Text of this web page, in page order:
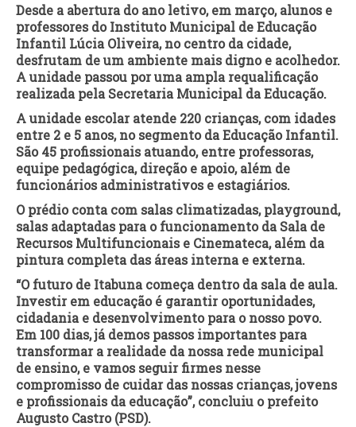
Desde a abertura do ano letivo, em março, alunos e
professores do Instituto Municipal de Educação
Infantil Lúcia Oliveira, no centro da cidade,
desfrutam de um ambiente mais digno e acolhedor.
A unidade passou por uma ampla requalificação
realizada pela Secretaria Municipal da Educação.
A unidade escolar atende 220 crianças, com idades
entre 2 e 5 anos, no segmento da Educação Infantil.
São 45 profissionais atuando, entre professoras,
equipe pedagógica, direção e apoio, além de
funcionários administrativos e estagiários.
O prédio conta com salas climatizadas, playground,
salas adaptadas para o funcionamento da Sala de
Recursos Multifuncionais e Cinemateca, além da
pintura completa das áreas interna e externa.
“O futuro de Itabuna começa dentro da sala de aula.
Investir em educação é garantir oportunidades,
cidadania e desenvolvimento para o nosso povo.
Em 100 dias, já demos passos importantes para
transformar a realidade da nossa rede municipal
de ensino, e vamos seguir firmes nesse
compromisso de cuidar das nossas crianças, jovens
e profissionais da educação”, concluiu o prefeito
Augusto Castro (PSD).